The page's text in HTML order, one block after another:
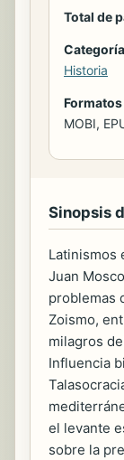
Total de
Historia
MOBI,
Sinopsis
Latinismos
Juan
problemas
Zoismo,
milagros
Influencia
el levante
sobre la